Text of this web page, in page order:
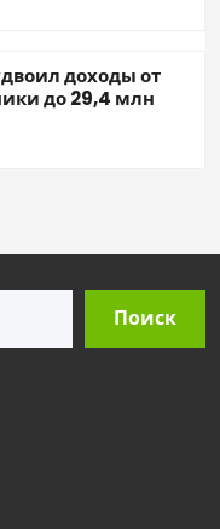
доходы от
до 29,4 млн
Поиск